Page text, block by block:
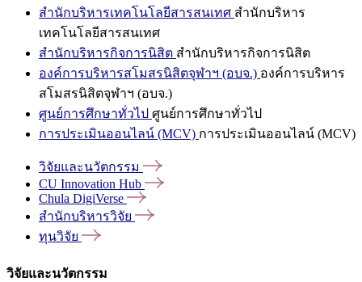
สำนักบริหารเทคโนโลยีสารสนเทศ สำนักบริหาร
เทคโนโลยีสารสนเทศ
สำนักบริหารกิจการนิสิต สำนักบริหารกิจการนิสิต
องค์การบริหารสโมสรนิสิตจุฬาฯ (อบจ.) องค์การบริหาร
สโมสรนิสิตจุฬาฯ (อบจ.)
ศูนย์การศึกษาทั่วไป ศูนย์การศึกษาทั่วไป
การประเมินออนไลน์ (MCV) การประเมินออนไลน์ (MCV)
วิจัยและนวัตกรรม
CU Innovation Hub
Chula DigiVerse
สำนักบริหารวิจัย
ทุนวิจัย
วิจัยและนวัตกรรม